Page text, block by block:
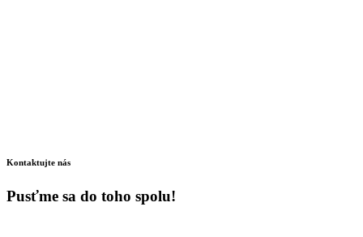
Kontaktujte nás
Pusťme sa do toho spolu!